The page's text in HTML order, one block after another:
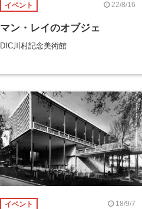
イベント 22/8/16
マン・レイのオブジェ
DIC川村記念美術館
イベント 18/9/7